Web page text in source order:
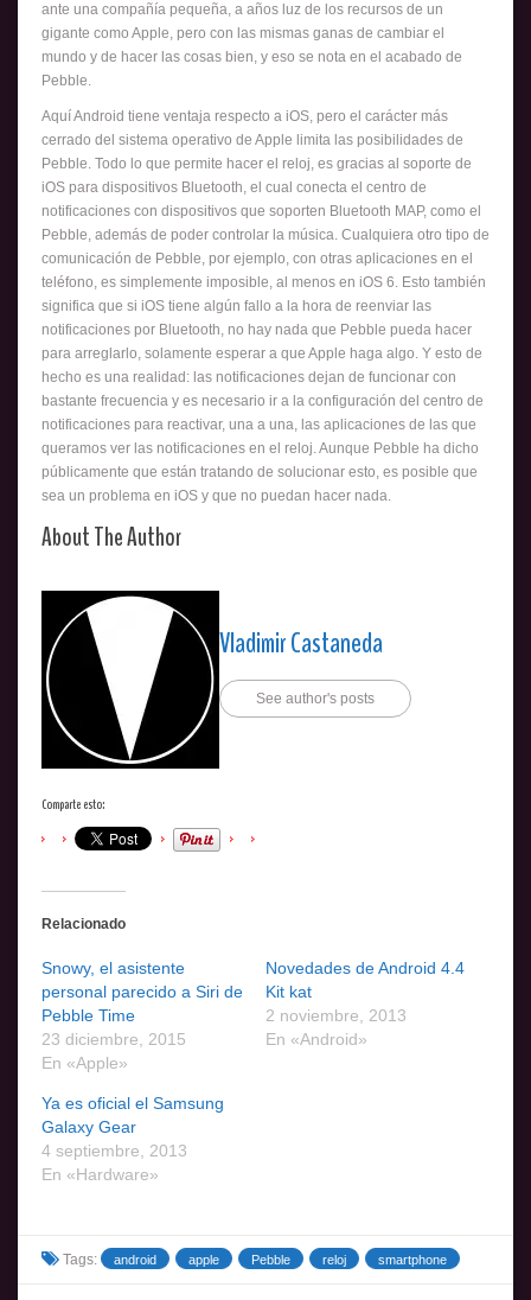
ante una compañía pequeña, a años luz de los recursos de un
gigante como Apple, pero con las mismas ganas de cambiar el
mundo y de hacer las cosas bien, y eso se nota en el acabado de
Pebble.
Aquí Android tiene ventaja respecto a iOS, pero el carácter más
cerrado del sistema operativo de Apple limita las posibilidades de
Pebble. Todo lo que permite hacer el reloj, es gracias al soporte de
iOS para dispositivos Bluetooth, el cual conecta el centro de
notificaciones con dispositivos que soporten Bluetooth MAP, como el
Pebble, además de poder controlar la música. Cualquiera otro tipo de
comunicación de Pebble, por ejemplo, con otras aplicaciones en el
teléfono, es simplemente imposible, al menos en iOS 6. Esto también
significa que si iOS tiene algún fallo a la hora de reenviar las
notificaciones por Bluetooth, no hay nada que Pebble pueda hacer
para arreglarlo, solamente esperar a que Apple haga algo. Y esto de
hecho es una realidad: las notificaciones dejan de funcionar con
bastante frecuencia y es necesario ir a la configuración del centro de
notificaciones para reactivar, una a una, las aplicaciones de las que
queramos ver las notificaciones en el reloj. Aunque Pebble ha dicho
públicamente que están tratando de solucionar esto, es posible que
sea un problema en iOS y que no puedan hacer nada.
About The Author
Vladimir Castaneda
See author's posts
Comparte esto:
Relacionado
Snowy, el asistente
personal parecido a Siri de
Pebble Time
23 diciembre, 2015
En «Apple»
Novedades de Android 4.4
Kit kat
2 noviembre, 2013
En «Android»
Ya es oficial el Samsung
Galaxy Gear
4 septiembre, 2013
En «Hardware»
Tags: android apple Pebble reloj smartphone